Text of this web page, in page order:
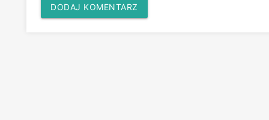
DODAJ KOMENTARZ